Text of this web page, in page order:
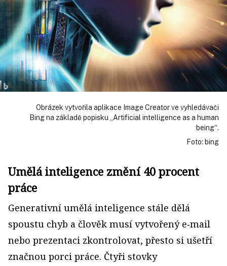
Obrázek vytvořila aplikace Image Creator ve vyhledávači
Bing na základě popisku „Artificial intelligence as a human
being“.
Foto: bing
Umělá inteligence změní 40 procent
práce
Generativní umělá inteligence stále dělá
spoustu chyb a člověk musí vytvořený e‑mail
nebo prezentaci zkontrolovat, přesto si ušetří
značnou porci práce. Čtyři stovky